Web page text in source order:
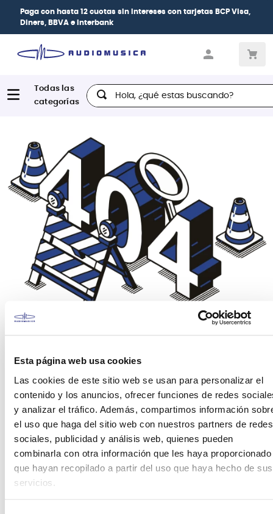
Esta página web usa cookies
Las cookies de este sitio web se usan para personalizar el
contenido y los anuncios, ofrecer funciones de redes
y analizar el tráfico. Además, compartimos información
el uso que haga del sitio web con nuestros partners de redes
sociales, publicidad y análisis web, quienes pueden
combinarla con otra información que les haya proporcionado
que hayan recopilado a partir del uso que haya hecho de sus
servicios.
Paga con hasta 12 cuotas sin intereses con tarjetas BCP Visa,
Diners, BBVA e Interbank
Hola, ¿qué estas buscando?
No encontramos la página que estas
buscando. Porfavor verifica los carácteres en el
buscador o visita alguna de nuestras
secciones.